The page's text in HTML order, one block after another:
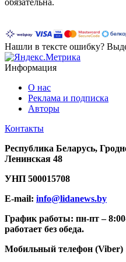
Нашли в тексте ошибку?
Информация
О нас
Реклама и подписка
Авторы
Контакты
Республика Беларусь,
Ленинская 48
УНП 500015708
E-mail: info@lidanews.by
График работы: пн-пт –
работает без обеда.
Мобильный телефон (Viber)